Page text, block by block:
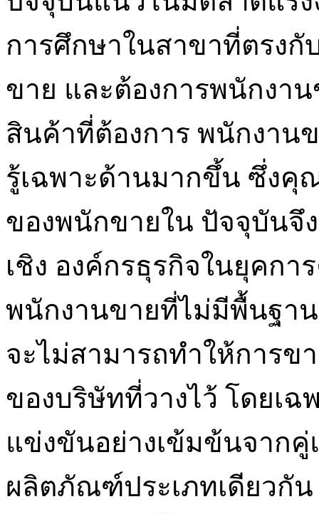
การศึกษาในสาขาที่ตรง
ขาย และต้องการพนักงา
สินค้าที่ต้องการ พนักงาน
รู้เฉพาะด้านมากขึ้น ซึ่ง
ของพนักขายใน ปัจจุบันจึ
เชิง องค์กรธุรกิจในยุคกา
พนักงานขายที่ไม่มีพื้นฐา
จะไม่สามารถทำให้การข
ของบริษัทที่วางไว้ โดยเฉ
แข่งขันอย่างเข้มข้นจาก
ผลิตภัณฑ์ประเภทเดียวกั